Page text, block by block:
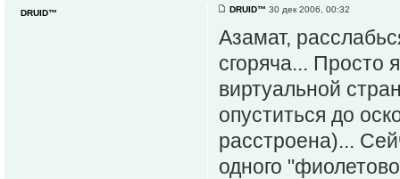
DRUID™ 30 дек 2006, 00:32
Азамат,
сгоряча... Просто
виртуальной
опуститься до
расстроена)...
одного
DRUID™